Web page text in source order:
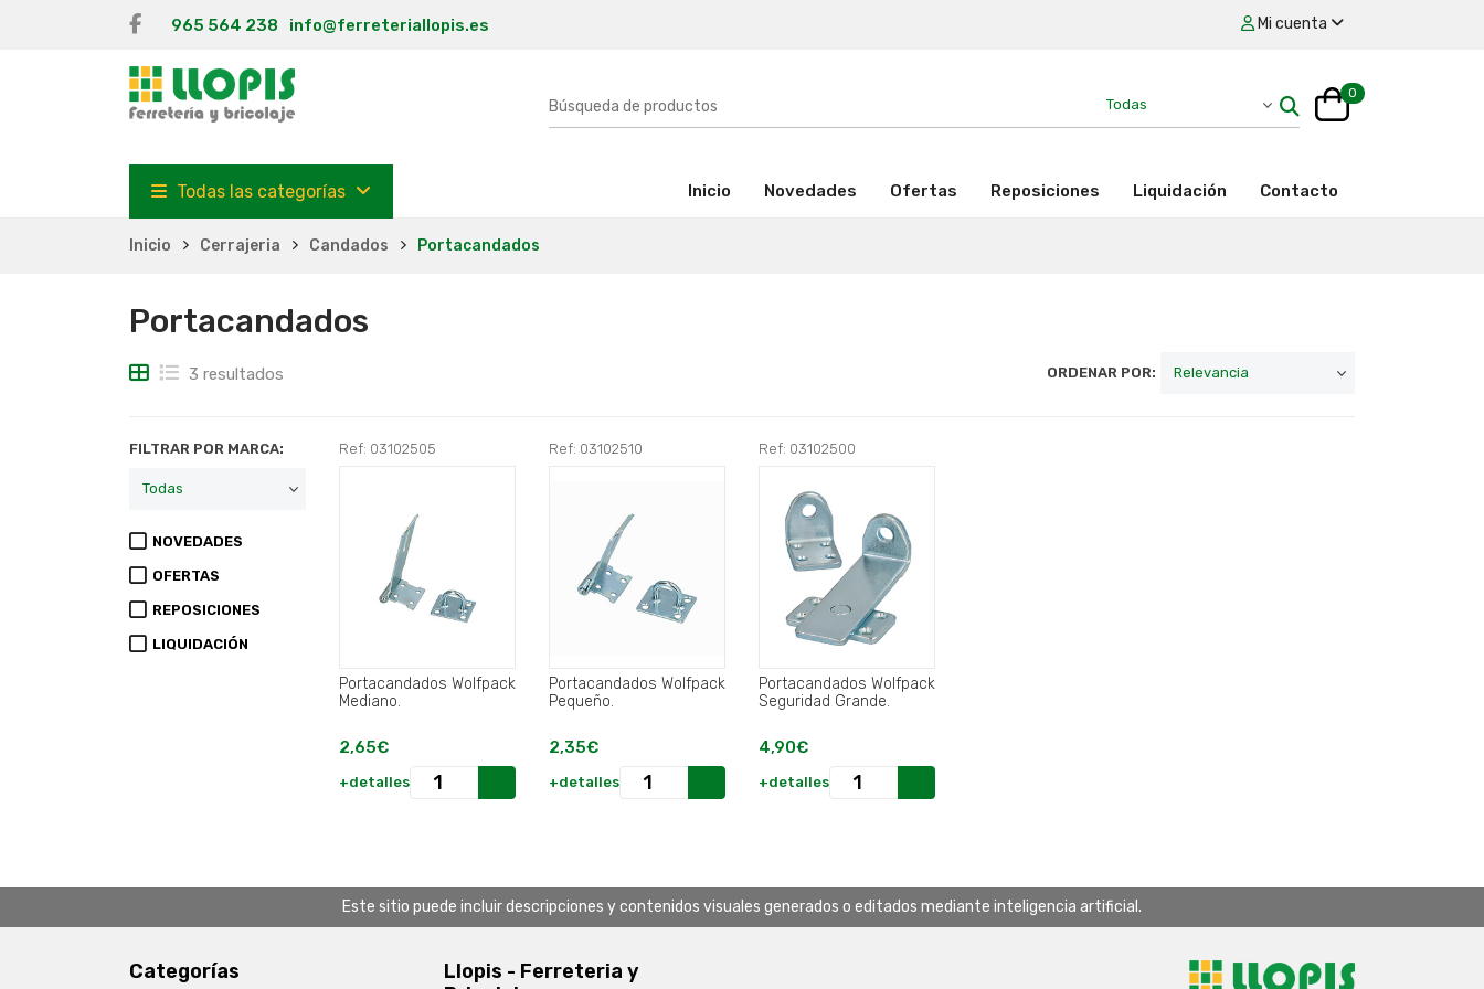
965 564 238 info@ferreteriallopis.es Mi cuenta
0
Todas las categorías Inicio (activo)Novedades Ofertas Reposiciones Liquidación Contacto
Inicio Cerrajeria Candados Portacandados
Portacandados
3 resultados ORDENAR POR:
FILTRAR POR MARCA:
NOVEDADES
OFERTAS
REPOSICIONES
LIQUIDACIÓN
Ref: 03102505
Portacandados Wolfpack
Mediano.
2,65€
+detalles
Ref: 03102510
Portacandados Wolfpack
Pequeño.
2,35€
+detalles
Ref: 03102500
Portacandados Wolfpack
Seguridad Grande.
4,90€
+detalles
Este sitio puede incluir descripciones y contenidos visuales generados o editados mediante inteligencia artificial.
Categorías
Llopis - Ferreteria y